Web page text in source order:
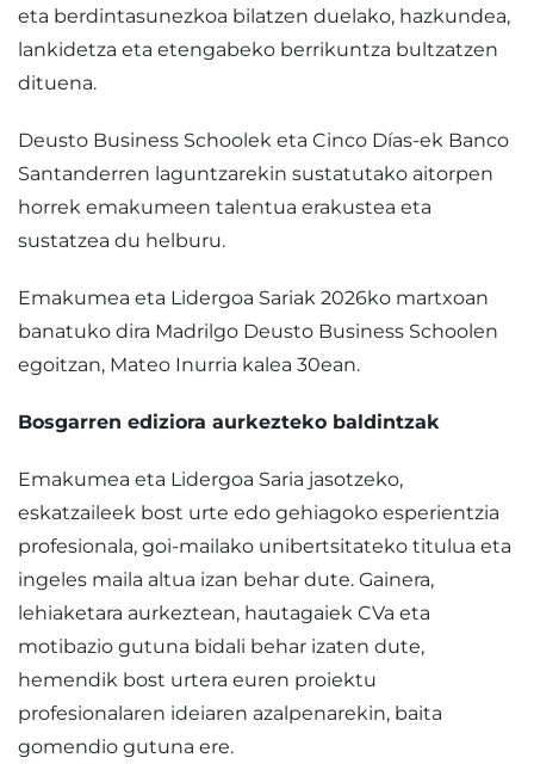
eta berdintasunezkoa bilatzen duelako, hazkundea,
lankidetza eta etengabeko berrikuntza bultzatzen
dituena.
Deusto Business Schoolek eta Cinco Días-ek Banco
Santanderren laguntzarekin sustatutako aitorpen
horrek emakumeen talentua erakustea eta
sustatzea du helburu.
Emakumea eta Lidergoa Sariak 2026ko martxoan
banatuko dira Madrilgo Deusto Business Schoolen
egoitzan, Mateo Inurria kalea 30ean.
Bosgarren ediziora aurkezteko baldintzak
Emakumea eta Lidergoa Saria jasotzeko,
eskatzaileek bost urte edo gehiagoko esperientzia
profesionala, goi-mailako unibertsitateko titulua eta
ingeles maila altua izan behar dute. Gainera,
lehiaketara aurkeztean, hautagaiek CVa eta
motibazio gutuna bidali behar izaten dute,
hemendik bost urtera euren proiektu
profesionalaren ideiaren azalpenarekin, baita
gomendio gutuna ere.